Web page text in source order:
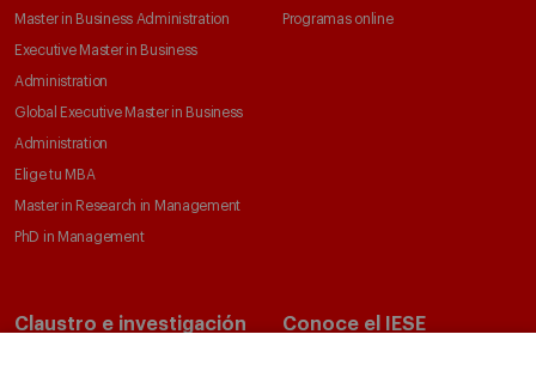
Master in Business Administration
Executive Master in Business
Administration
Global Executive Master in Business
Administration
Elige tu MBA
Master in Research in Management
PhD in Management
Programas online
Claustro e investigación Conoce el IESE